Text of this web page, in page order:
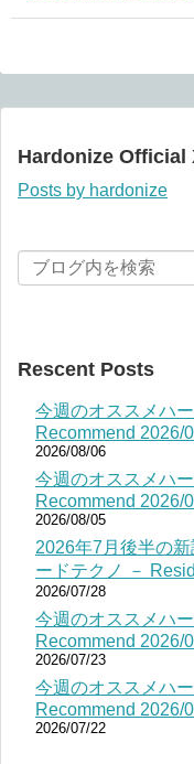
Hardonize Official
Posts by hardonize
Rescent Posts
今週のオススメハ
Recommend 2026/
2026/08/06
今週のオススメハ
Recommend 2026/
2026/08/05
2026年7月後半の
ードテクノ －
2026/07/28
今週のオススメハ
Recommend 2026/
2026/07/23
今週のオススメハ
Recommend 2026/
2026/07/22